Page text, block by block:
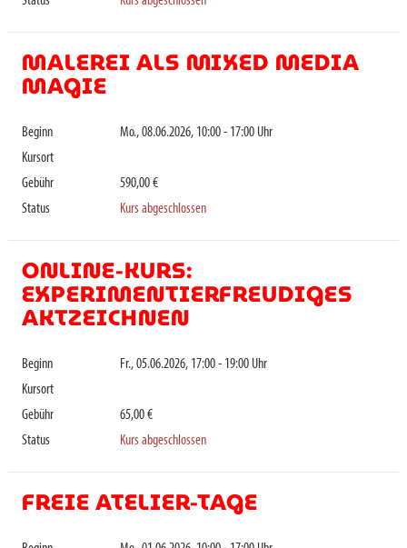
MALEREI ALS MIXED MEDIA
MAGIE
Beginn
Mo., 08.06.2026, 10:00 - 17:00 Uhr
Kursort
Gebühr
590,00 €
Status
Kurs abgeschlossen
ONLINE-KURS:
EXPERIMENTIERFREUDIGES
AKTZEICHNEN
Beginn
Fr., 05.06.2026, 17:00 - 19:00 Uhr
Kursort
Gebühr
65,00 €
Status
Kurs abgeschlossen
FREIE ATELIER-TAGE